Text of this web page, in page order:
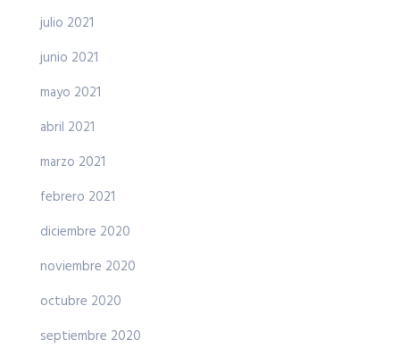
julio 2021
junio 2021
mayo 2021
abril 2021
marzo 2021
febrero 2021
diciembre 2020
noviembre 2020
octubre 2020
septiembre 2020